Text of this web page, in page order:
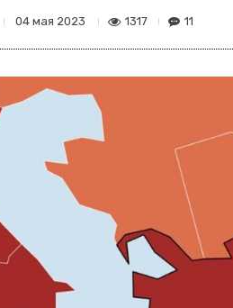
04 мая 2023 1317 11